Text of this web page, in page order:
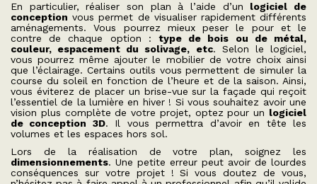
En particulier, réaliser son plan à l’aide d’un logiciel de
conception vous permet de visualiser rapidement différents
aménagements. Vous pourrez mieux peser le pour et le
contre de chaque option : type de bois ou de métal,
couleur, espacement du solivage, etc. Selon le logiciel,
vous pourrez même ajouter le mobilier de votre choix ainsi
que l’éclairage. Certains outils vous permettent de simuler la
course du soleil en fonction de l’heure et de la saison. Ainsi,
vous éviterez de placer un brise-vue sur la façade qui reçoit
l’essentiel de la lumière en hiver ! Si vous souhaitez avoir une
vision plus complète de votre projet, optez pour un logiciel
de conception 3D. Il vous permettra d’avoir en tête les
volumes et les espaces hors sol.
Lors de la réalisation de votre plan, soignez les
dimensionnements. Une petite erreur peut avoir de lourdes
conséquences sur votre projet ! Si vous doutez de vous,